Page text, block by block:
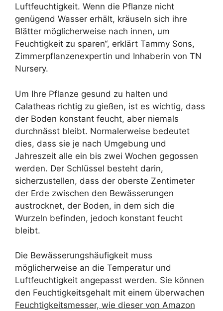
Luftfeuchtigkeit. Wenn die Pflanze nicht
genügend Wasser erhält, kräuseln sich ihre
Blätter möglicherweise nach innen, um
Feuchtigkeit zu sparen“, erklärt Tammy Sons,
Zimmerpflanzenexpertin und Inhaberin von TN
Nursery.
Um Ihre Pflanze gesund zu halten und
Calatheas richtig zu gießen, ist es wichtig, dass
der Boden konstant feucht, aber niemals
durchnässt bleibt. Normalerweise bedeutet
dies, dass sie je nach Umgebung und
Jahreszeit alle ein bis zwei Wochen gegossen
werden. Der Schlüssel besteht darin,
sicherzustellen, dass der oberste Zentimeter
der Erde zwischen den Bewässerungen
austrocknet, der Boden, in dem sich die
Wurzeln befinden, jedoch konstant feucht
bleibt.
Die Bewässerungshäufigkeit muss
möglicherweise an die Temperatur und
Luftfeuchtigkeit angepasst werden. Sie können
den Feuchtigkeitsgehalt mit einem überwachen
Feuchtigkeitsmesser, wie dieser von Amazon